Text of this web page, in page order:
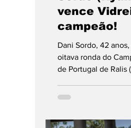
vence
campeão!
Dani Sordo, 42 anos,
oitava ronda do
de Portugal de Ralis
encerramento da